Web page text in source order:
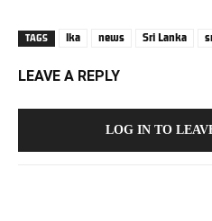
TAGS lka news Sri Lanka
LEAVE A REPLY
LOG IN TO